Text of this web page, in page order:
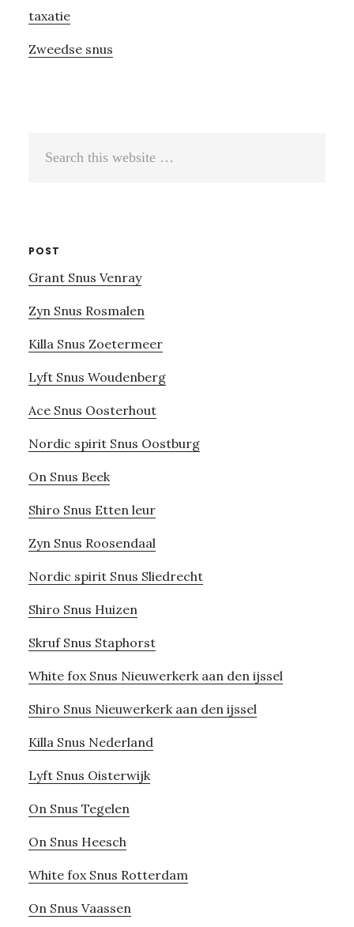
taxatie
Zweedse snus
POST
Grant Snus Venray
Zyn Snus Rosmalen
Killa Snus Zoetermeer
Lyft Snus Woudenberg
Ace Snus Oosterhout
Nordic spirit Snus Oostburg
On Snus Beek
Shiro Snus Etten leur
Zyn Snus Roosendaal
Nordic spirit Snus Sliedrecht
Shiro Snus Huizen
Skruf Snus Staphorst
White fox Snus Nieuwerkerk aan den ijssel
Shiro Snus Nieuwerkerk aan den ijssel
Killa Snus Nederland
Lyft Snus Oisterwijk
On Snus Tegelen
On Snus Heesch
White fox Snus Rotterdam
On Snus Vaassen